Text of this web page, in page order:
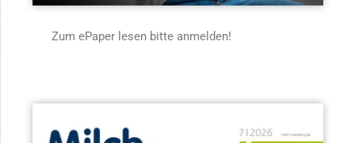
Zum ePaper lesen bitte anmelden!